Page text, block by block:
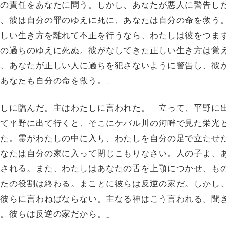
責任をあなたに問う。しかし、あなたが悪人に警告し
彼は自分の罪のゆえに死に、あなたは自分の命を救う。
い生き方を離れて不正を行うなら、わたしは彼をつま
過ちのゆえに死ぬ。彼がなしてきた正しい生き方は覚
あなたが正しい人に過ちを犯さないように警告し、彼
なたも自分の命を救う。」
に臨んだ。主はわたしに言われた。「立って、平野に
平野に出て行くと、そこにケバル川の河畔で見た栄光
。霊がわたしの中に入り、わたしを自分の足で立たせ
たは自分の家に入って閉じこもりなさい。人の子よ、
れる。また、わたしはあなたの舌を上顎につかせ、も
の役割は終わる。まことに彼らは反逆の家だ。しかし
らに言わねばならない。主なる神はこう言われる。聞
彼らは反逆の家だから。」